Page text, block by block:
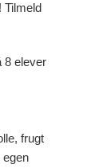
Tilmeld
8 elever
frugt
egen